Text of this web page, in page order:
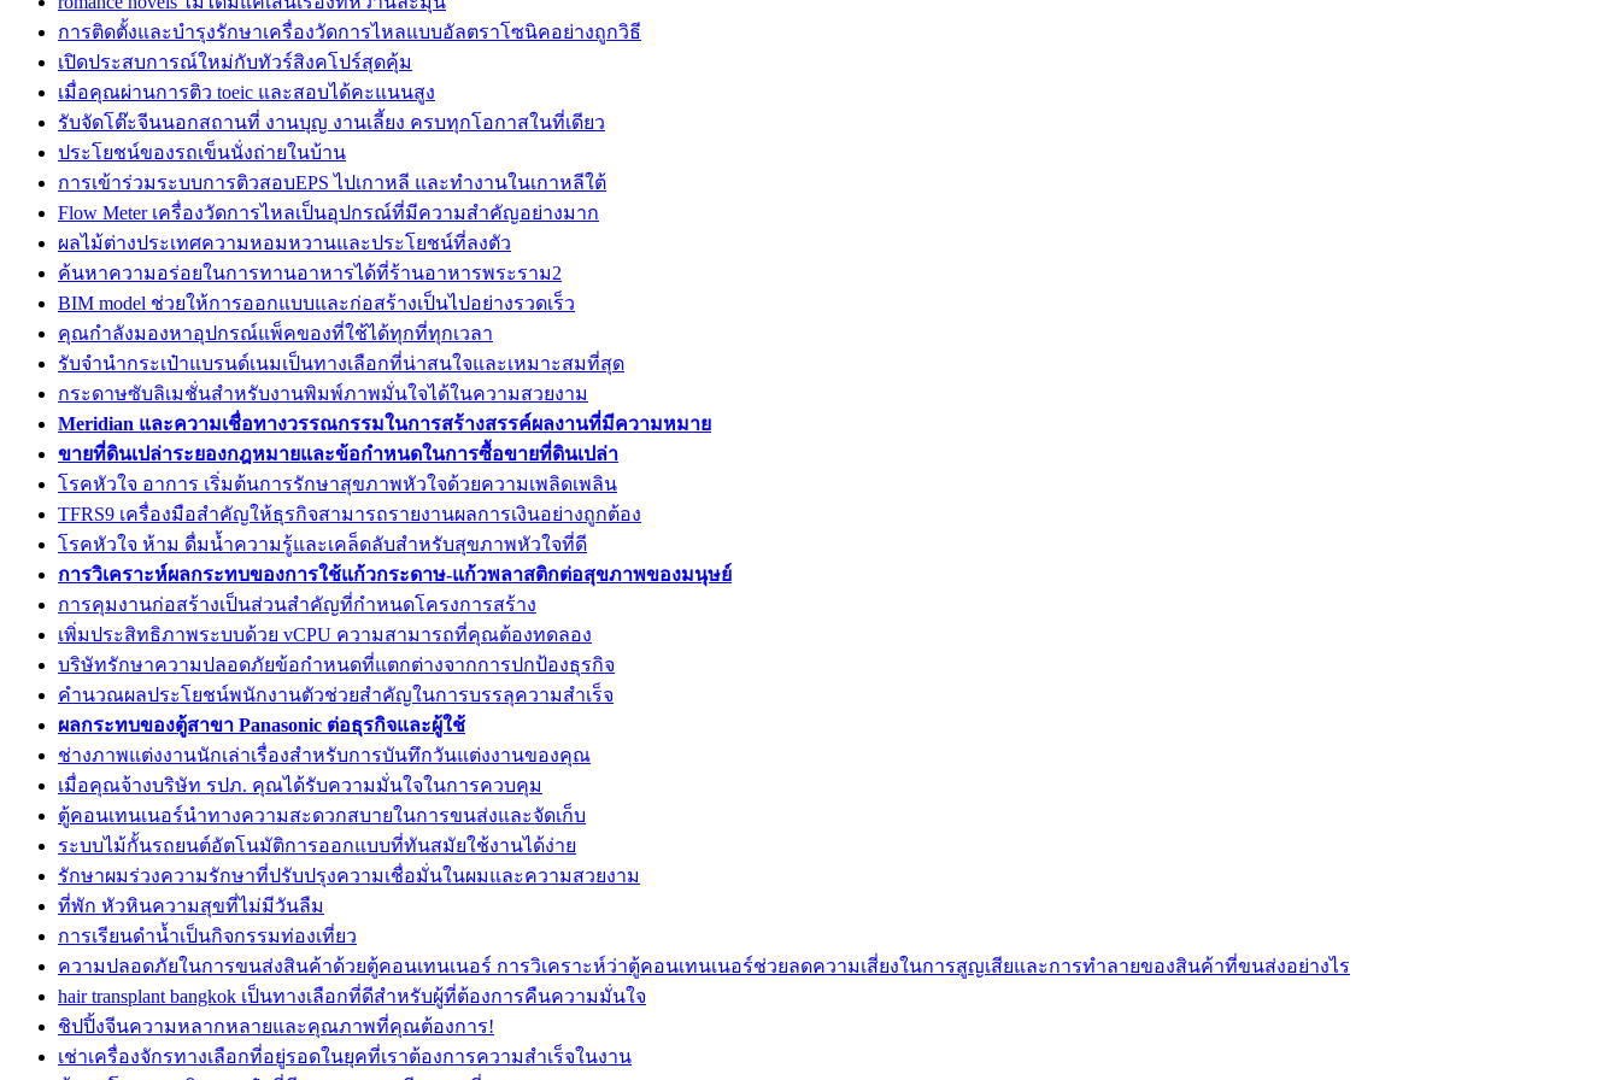
การติดตั้งและบำรุงรักษาเครื่องวัดการไหลแบบอัลตราโซนิคอย่างถูกวิธี
เปิดประสบการณ์ใหม่กับทัวร์สิงคโปร์สุดคุ้ม
เมื่อคุณผ่านการติว toeic และสอบได้คะแนนสูง
รับจัดโต๊ะจีนนอกสถานที่ งานบุญ งานเลี้ยง ครบทุกโอกาสในที่เดียว
ประโยชน์ของรถเข็นนั่งถ่ายในบ้าน
การเข้าร่วมระบบการติวสอบEPS ไปเกาหลี และทำงานในเกาหลีใต้
Flow Meter เครื่องวัดการไหลเป็นอุปกรณ์ที่มีความสำคัญอย่างมาก
ผลไม้ต่างประเทศความหอมหวานและประโยชน์ที่ลงตัว
ค้นหาความอร่อยในการทานอาหารได้ที่ร้านอาหารพระราม2
BIM model ช่วยให้การออกแบบและก่อสร้างเป็นไปอย่างรวดเร็ว
คุณกำลังมองหาอุปกรณ์แพ็คของที่ใช้ได้ทุกที่ทุกเวลา
รับจำนำกระเป๋าแบรนด์เนมเป็นทางเลือกที่น่าสนใจและเหมาะสมที่สุด
กระดาษซับลิเมชั่นสำหรับงานพิมพ์ภาพมั่นใจได้ในความสวยงาม
Meridian และความเชื่อทางวรรณกรรมในการสร้างสรรค์ผลงานที่มีความหมาย
ขายที่ดินเปล่าระยองกฎหมายและข้อกำหนดในการซื้อขายที่ดินเปล่า
โรคหัวใจ อาการ เริ่มต้นการรักษาสุขภาพหัวใจด้วยความเพลิดเพลิน
TFRS9 เครื่องมือสำคัญให้ธุรกิจสามารถรายงานผลการเงินอย่างถูกต้อง
โรคหัวใจ ห้าม ดื่มน้ำความรู้และเคล็ดลับสำหรับสุขภาพหัวใจที่ดี
การวิเคราะห์ผลกระทบของการใช้แก้วกระดาษ-แก้วพลาสติกต่อสุขภาพของมนุษย์
การคุมงานก่อสร้างเป็นส่วนสำคัญที่กำหนดโครงการสร้าง
เพิ่มประสิทธิภาพระบบด้วย vCPU ความสามารถที่คุณต้องทดลอง
บริษัทรักษาความปลอดภัยข้อกำหนดที่แตกต่างจากการปกป้องธุรกิจ
คำนวณผลประโยชน์พนักงานตัวช่วยสำคัญในการบรรลุความสำเร็จ
ผลกระทบของตู้สาขา Panasonic ต่อธุรกิจและผู้ใช้
ช่างภาพแต่งงานนักเล่าเรื่องสำหรับการบันทึกวันแต่งงานของคุณ
เมื่อคุณจ้างบริษัท รปภ. คุณได้รับความมั่นใจในการควบคุม
ตู้คอนเทนเนอร์นำทางความสะดวกสบายในการขนส่งและจัดเก็บ
ระบบไม้กั้นรถยนต์อัตโนมัติการออกแบบที่ทันสมัยใช้งานได้ง่าย
รักษาผมร่วงความรักษาที่ปรับปรุงความเชื่อมั่นในผมและความสวยงาม
ที่พัก หัวหินความสุขที่ไม่มีวันลืม
การเรียนดำน้ำเป็นกิจกรรมท่องเที่ยว
ความปลอดภัยในการขนส่งสินค้าด้วยตู้คอนเทนเนอร์ การวิเคราะห์ว่าตู้คอนเทนเนอร์ช่วยลดความเสี่ยงในการสูญเสียและการทำลายของสินค้าที่ขนส่งอย่างไร
hair transplant bangkok เป็นทางเลือกที่ดีสำหรับผู้ที่ต้องการคืนความมั่นใจ
ชิปปิ้งจีนความหลากหลายและคุณภาพที่คุณต้องการ!
เช่าเครื่องจักรทางเลือกที่อยู่รอดในยุคที่เราต้องการความสำเร็จในงาน